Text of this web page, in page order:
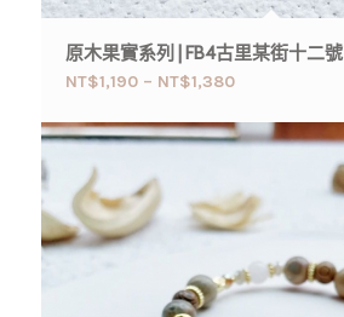
原木果實系列 | FB4古里某街十二號
NT$1,190– NT$1,380